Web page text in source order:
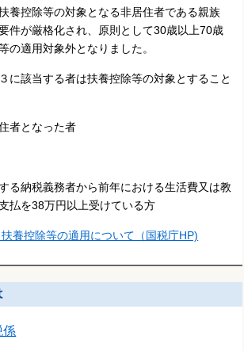
養控除等の対象となる非居住者である親族
件が厳格化され、原則として30歳以上70歳
の適用対象外となりました。
に該当する者は扶養控除等の対象とすること
者となった者
る納税義務者から前年における生活費又は教
払を38万円以上受けている方
養控除等の適用について（国税庁HP)